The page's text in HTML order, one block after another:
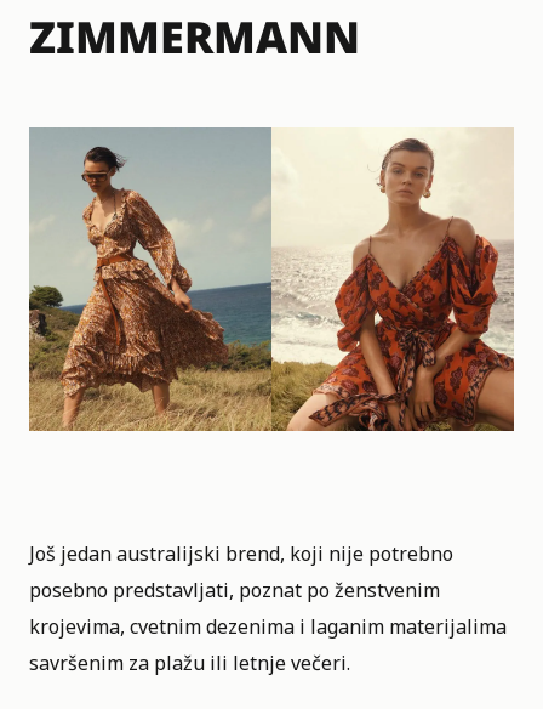
ZIMMERMANN
Još jedan australijski brend, koji nije potrebno
posebno predstavljati, poznat po ženstvenim
krojevima, cvetnim dezenima i laganim materijalima
savršenim za plažu ili letnje večeri.